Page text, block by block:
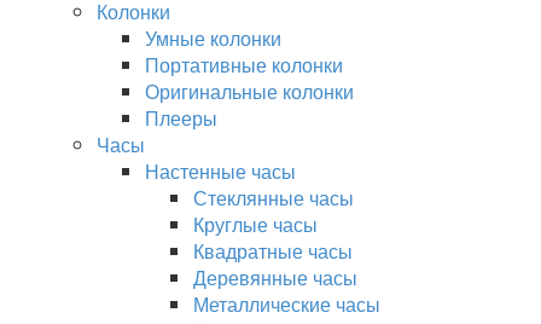
Колонки
Умные колонки
Портативные колонки
Оригинальные колонки
Плееры
Часы
Настенные часы
Стеклянные часы
Круглые часы
Квадратные часы
Деревянные часы
Металлические часы